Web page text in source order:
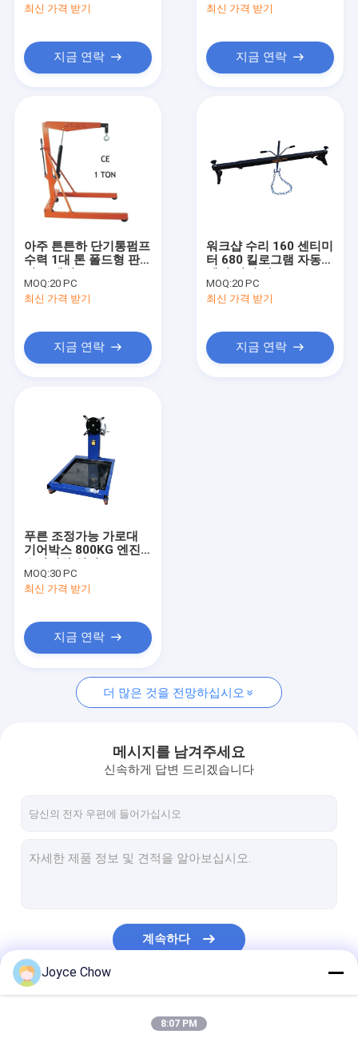
유압 프레스 파이프 벤더
주도하는 작업등
자동차 아첨꾼 자리
오토 휠 돌리 와 리프트
도구 캐비닛 작업 벤치
중등 키 키리프
가솔린 동력 공기 압축기
폐유 배수재
서식장 과 바구니
자동 워크샵 도구 장비
트럭 트레일러 예비 부품
최신 가격 받기
지금 연락
최신 가격 받기
지금 연락
아주 튼튼하 단기통펌프
수력 1대 톤 폴드형 판매
MOQ:20 PC
최신 가격 받기
지금 연락
워크샵 수리 160 센티미
터 680 킬로그램 자동차
MOQ:20 PC
최신 가격 받기
지금 연락
푸른 조정가능 가로대
기어박스 800KG 엔진
MOQ:30 PC
최신 가격 받기
지금 연락
더 많은 것을 전망하십시오
메시지를 남겨주세요
신속하게 답변 드리겠습니다
계속하다
Joyce Chow
8:07 PM